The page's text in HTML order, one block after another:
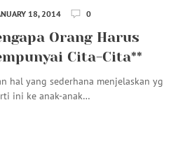
18, 2014 0
Orang Harus
Cita-Cita**
hal yang sederhana menjelaskan yg
ini ke anak-anak…